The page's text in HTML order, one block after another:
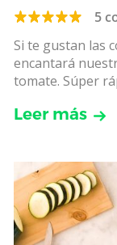
5
Si te gustan las
encantará
tomate. Súper
Leer más